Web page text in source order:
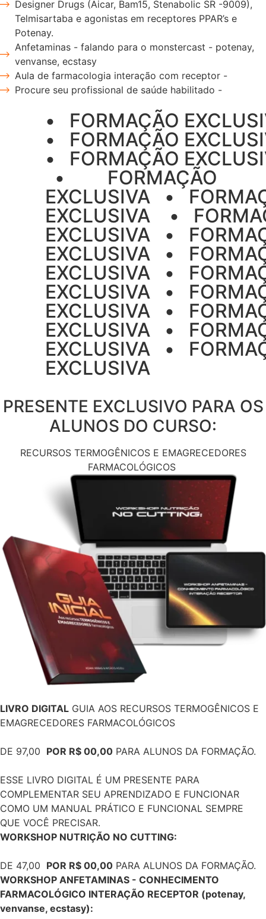
Designer Drugs (Aicar, Bam15, Stenabolic SR -9009),
Telmisartaba e agonistas em receptores PPAR’s e
Potenay.
Anfetaminas - falando para o monstercast - potenay,
venvanse, ecstasy
Aula de farmacologia interação com receptor -
Procure seu profissional de saúde habilitado -
•‎ ‎ ‎ FORMAÇÃO
•‎ ‎ ‎ FORMAÇÃO
•‎ ‎ ‎ FORMAÇÃO
‎ ‎ ‎•‎ ‎ ‎ ‎ ‎ ‎ ‎ ‎ ‎ FORMAÇÃO
EXCLUSIVA‎ ‎ ‎ •‎
EXCLUSIVA ‎ ‎ ‎ ‎•‎
EXCLUSIVA‎‎ ‎ ‎ •‎
EXCLUSIVA‎‎ ‎ ‎ •‎
EXCLUSIVA‎ ‎ ‎ •‎
EXCLUSIVA‎ ‎ ‎ •‎
EXCLUSIVA‎‎ ‎ ‎ •‎
EXCLUSIVA‎‎ ‎ ‎ •‎
EXCLUSIVA‎ ‎ ‎ •‎
EXCLUSIVA‎ ‎ ‎
PRESENTE EXCLUSIVO PARA OS
ALUNOS DO CURSO:
RECURSOS TERMOGÊNICOS E EMAGRECEDORES
FARMACOLÓGICOS
LIVRO DIGITAL GUIA AOS RECURSOS TERMOGÊNICOS E
EMAGRECEDORES FARMACOLÓGICOS
DE 97,00 POR R$ 00,00 PARA ALUNOS DA FORMAÇÃO.
ESSE LIVRO DIGITAL É UM PRESENTE PARA
COMPLEMENTAR SEU APRENDIZADO E FUNCIONAR
COMO UM MANUAL PRÁTICO E FUNCIONAL SEMPRE
QUE VOCÊ PRECISAR.
WORKSHOP NUTRIÇÃO NO CUTTING:
DE 47,00 POR R$ 00,00 PARA ALUNOS DA FORMAÇÃO.
WORKSHOP ANFETAMINAS - CONHECIMENTO
FARMACOLÓGICO INTERAÇÃO RECEPTOR (potenay,
venvanse, ecstasy):